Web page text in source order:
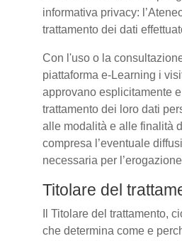
informativa privacy:
trattamento dei dati
Con l'uso o la
piattaforma e-Learning i
approvano esplicitamente
trattamento dei loro dati
alle modalità e alle finalità
compresa l’eventuale
necessaria per
Titolare del
Il Titolare del trattamento,
che determina come e